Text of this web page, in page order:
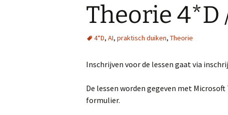
Theorie 4*D
4*D, AI, praktisch duiken, Theorie
Inschrijven voor de lessen gaat via
De lessen worden gegeven met
formulier.